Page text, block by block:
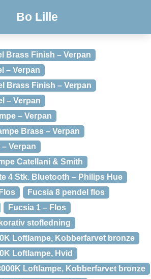
Bo Lille
Brass Finish – Verpan
– Verpan
Brass Finish – Verpan
– Verpan
– Verpan
Brass – Verpan
– Verpan
Catellani & Smith
4 Stk. Bluetooth – Philips Hue
Fucsia 8 pendel flos
Fucsia 1 – Flos
stofledning
Loftlampe, Kobberfarvet bronze
Loftlampe, Hvid
Loftlampe, Kobberfarvet bronze